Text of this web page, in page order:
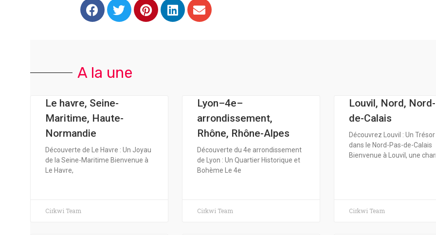
A la une
Le havre, Seine-
Maritime, Haute-
Normandie
Découverte de Le Havre : Un Joyau
de la Seine-Maritime Bienvenue à
Le Havre,
Cirkwi Team
Lyon–4e–
arrondissement,
Rhône, Rhône-Alpes
Découverte du 4e arrondissement
de Lyon : Un Quartier Historique et
Bohème Le 4e
Cirkwi Team
Louvil, Nord,
de-Calais
Découvrez Louvil : Un
dans le Nord-Pas-de-Calais
Bienvenue à Louvil, une
Cirkwi Team